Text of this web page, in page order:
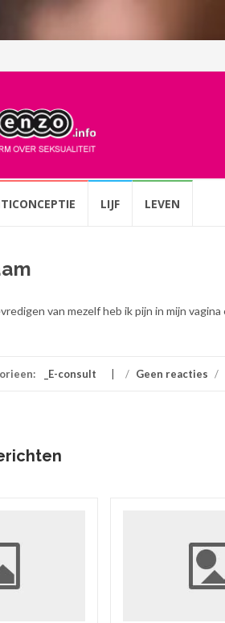
LIJF LEVEN
van mezelf heb ik pijn in mijn
_E-consult / Geen reacties /